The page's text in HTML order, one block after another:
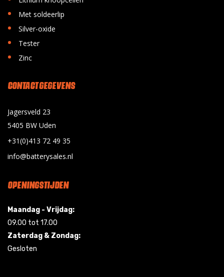
• Met soldeerlip
• Silver-oxide
• Tester
• Zinc
CONTACT GEGEVENS
Jagersveld 23
5405 BW Uden
+31(0)413 72 49 35
info@batterysales.nl
OPENINGSTIJDEN
Maandag - Vrijdag:
09.00 tot 17.00
Zaterdag & Zondag:
Gesloten